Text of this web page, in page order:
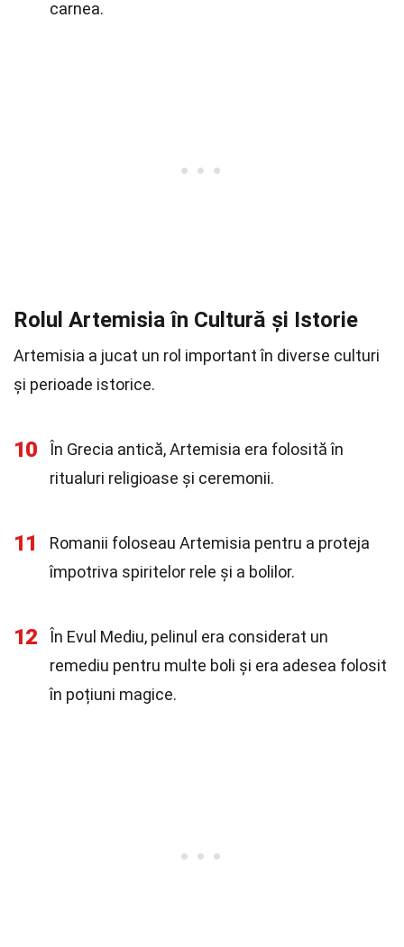
carnea.
Rolul Artemisia în Cultură și Istorie
Artemisia a jucat un rol important în diverse culturi
și perioade istorice.
10
În Grecia antică, Artemisia era folosită în
ritualuri religioase și ceremonii.
11
Romanii foloseau Artemisia pentru a proteja
împotriva spiritelor rele și a bolilor.
12
În Evul Mediu, pelinul era considerat un
remediu pentru multe boli și era adesea folosit
în poțiuni magice.